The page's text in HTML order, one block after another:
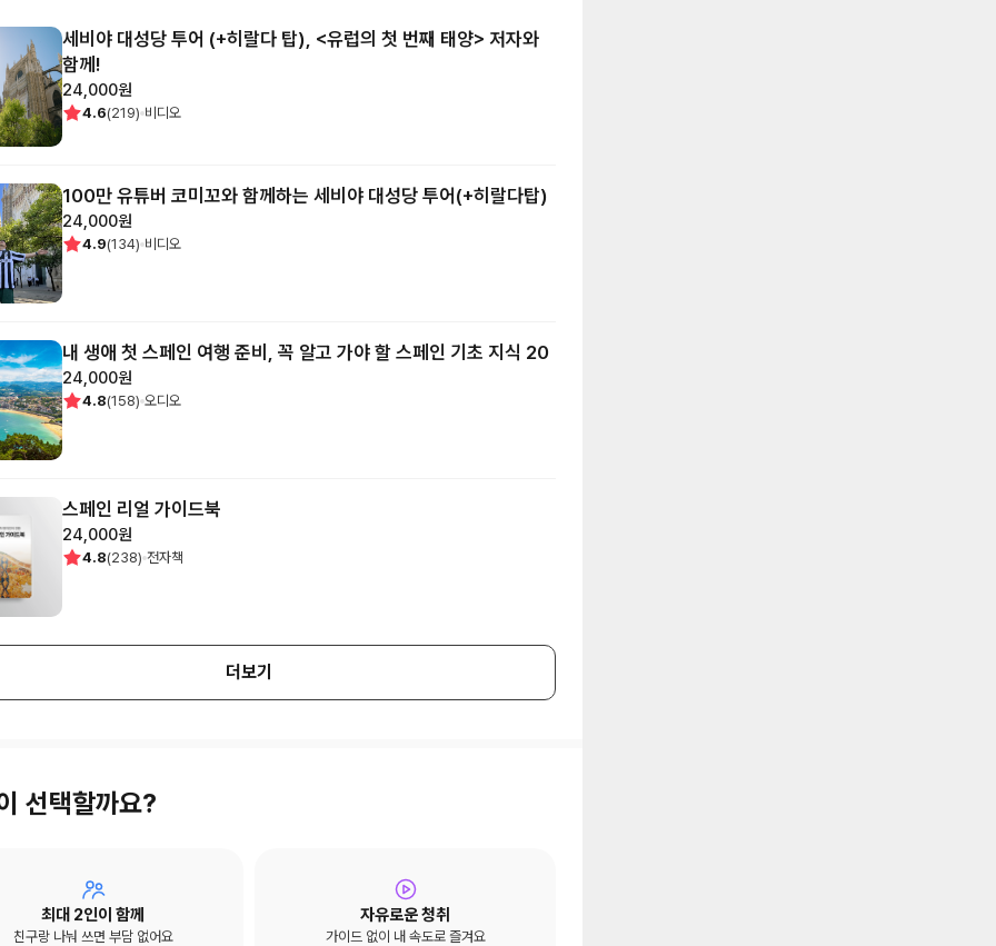
세비야 대성당 투어 (+히랄다 탑), <유럽의 첫 번째 태양> 저자와
함께!
24,000원
4.6(219) 비디오
100만 유튜버 코미꼬와 함께하는 세비야 대성당 투어(+히랄다탑)
24,000원
4.9(134) 비디오
내 생애 첫 스페인 여행 준비, 꼭 알고 가야 할 스페인 기초 지식 20
24,000원
4.8(158) 오디오
스페인 리얼 가이드북
24,000원
4.8(238) 전자책
더보기
선택할까요?
최대 2인이 함께
친구랑 나눠 쓰면 부담 없어요
자유로운 청취
가이드 없이 내 속도로 즐겨요